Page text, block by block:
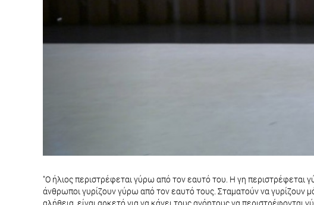
"Ο ήλιος περιστρέφεται γύρω από τον εαυτό του. Η γη περιστρέφεται
άνθρωποι γυρίζουν γύρω από τον εαυτό τους. Σταματούν να γυρίζουν